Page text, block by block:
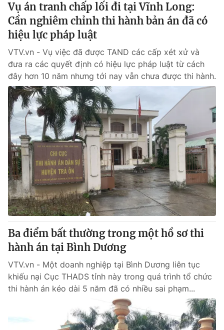
Vụ án tranh chấp lối đi tại Vĩnh Long:
Cần nghiêm chỉnh thi hành bản án đã có
hiệu lực pháp luật
VTV.vn - Vụ việc đã được TAND các cấp xét xử và
đưa ra các quyết định có hiệu lực pháp luật từ cách
đây hơn 10 năm nhưng tới nay vẫn chưa được thi hành.
Ba điểm bất thường trong một hồ sơ thi
hành án tại Bình Dương
VTV.vn - Một doanh nghiệp tại Bình Dương liên tục
khiếu nại Cục THADS tỉnh này trong quá trình tổ chức
thi hành án kéo dài 5 năm đã có nhiều sai phạm...